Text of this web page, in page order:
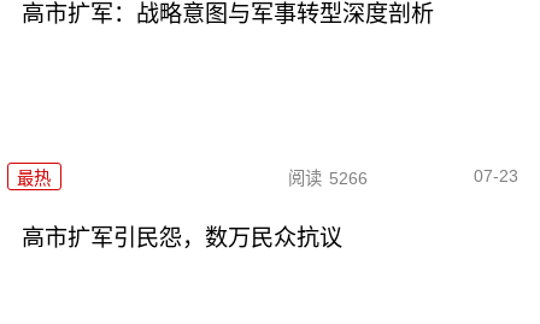
高市扩军：战略意图与军事转型深度剖析
最热 阅读 5266 07-23
高市扩军引民怨，数万民众抗议